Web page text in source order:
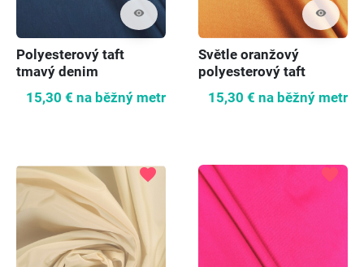
visibility
Polyesterový taft
tmavý denim
15,30 € na běžný metr
visibility
Světle oranžový
polyesterový taft
15,30 € na běžný metr
favorite favorite